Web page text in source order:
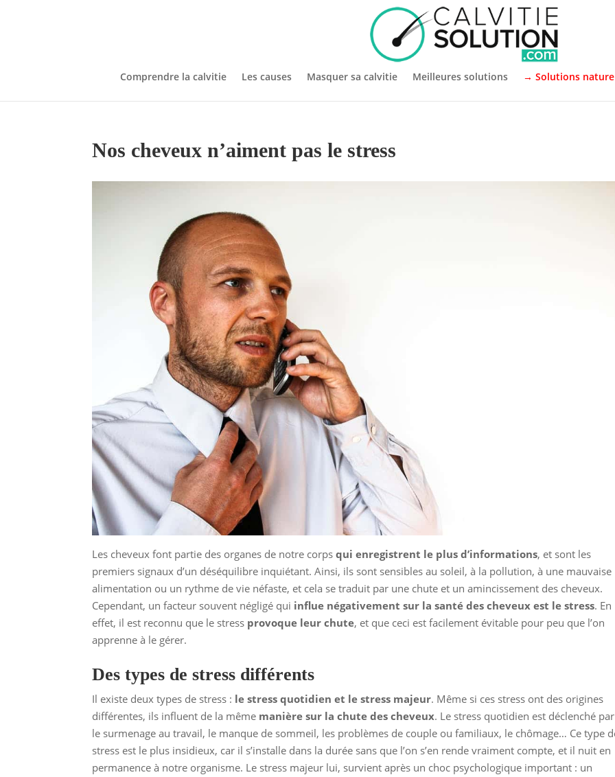
Comprendre la calvitie Les causes Masquer sa calvitie Meilleures solutions → Solutions
Nos cheveux n’aiment pas le stress
Les cheveux font partie des organes de notre corps qui enregistrent le plus d’informations, et sont les
premiers signaux d’un déséquilibre inquiétant. Ainsi, ils sont sensibles au soleil, à la pollution, à une mauvaise
alimentation ou un rythme de vie néfaste, et cela se traduit par une chute et un amincissement des cheveux.
Cependant, un facteur souvent négligé qui influe négativement sur la santé des cheveux est le stress. En
effet, il est reconnu que le stress provoque leur chute, et que ceci est facilement évitable pour peu que l’on
apprenne à le gérer.
Des types de stress différents
Il existe deux types de stress : le stress quotidien et le stress majeur. Même si ces stress ont des origines
différentes, ils influent de la même manière sur la chute des cheveux. Le stress quotidien est déclenché par
le surmenage au travail, le manque de sommeil, les problèmes de couple ou familiaux, le chômage… Ce type
stress est le plus insidieux, car il s’installe dans la durée sans que l’on s’en rende vraiment compte, et il nuit en
permanence à notre organisme. Le stress majeur lui, survient après un choc psychologique important : un